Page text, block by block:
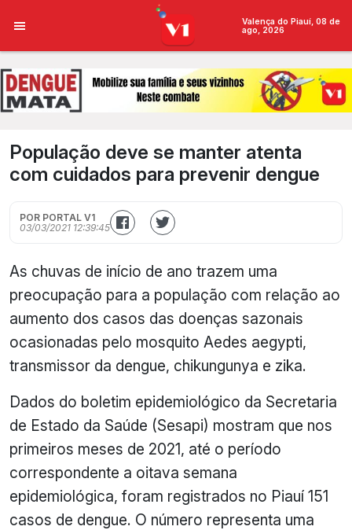
Valença do Piauí, 08 de
ago, 2026
População deve se manter atenta
com cuidados para prevenir dengue
POR PORTAL V1
03/03/2021 12:39:45
As chuvas de início de ano trazem uma
preocupação para a população com relação ao
aumento dos casos das doenças sazonais
ocasionadas pelo mosquito Aedes aegypti,
transmissor da dengue, chikungunya e zika.
Dados do boletim epidemiológico da Secretaria
de Estado da Saúde (Sesapi) mostram que nos
primeiros meses de 2021, até o período
correspondente a oitava semana
epidemiológica, foram registrados no Piauí 151
casos de dengue. O número representa uma